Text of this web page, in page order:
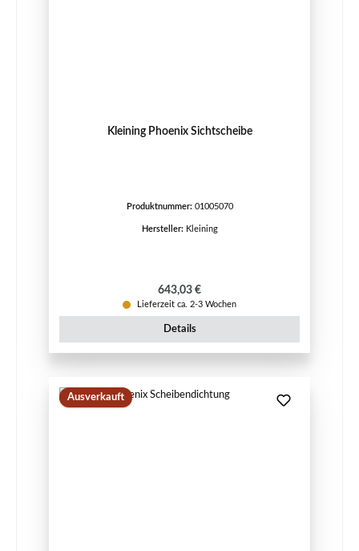
Kleining Phoenix Sichtscheibe
Produktnummer: 01005070
Hersteller: Kleining
Regulärer Preis:
643,03 €
Lieferzeit ca. 2-3 Wochen
Details
Ausverkauft